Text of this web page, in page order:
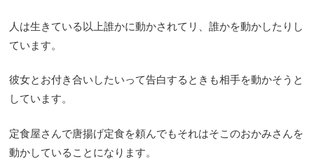
人は生きている以上誰かに動かされてリ、誰かを動かしたりし
ています。
彼女とお付き合いしたいって告白するときも相手を動かそうと
しています。
定食屋さんで唐揚げ定食を頼んでもそれはそこのおかみさんを
動かしていることになります。